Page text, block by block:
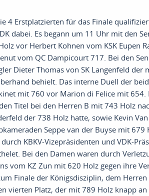
4 Erstplatzierten für das Finale
dabei. Es begann um 11 Uhr mit den
vor Herbert Kohnen vom KSK Eupen
vom QC Dampicourt717. Bei den
Dieter Thomas von SK Langenfeld der
behielt. Das interne Duell der
mit 760 vor Marion di Felice mit 654.
Titel bei den Herren B mit 743 Holz n
der738 Holz hatte, sowie Kevin V
Seppe van der Buysemit 679
durch KBKV-Vizepräsidenten und VDK-
. Bei den Damen waren durch
vom KZ Zun mit 620 Holz gegen ihre
Finale der Königsdisziplin, dem Herren
vierten Platz, der mit 789 Holz knapp